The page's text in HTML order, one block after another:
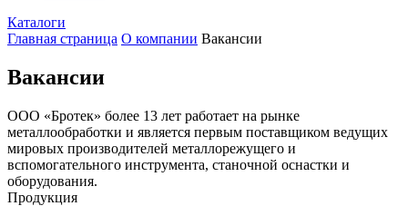
Каталоги
Главная страница О компании Вакансии
Вакансии
ООО «Бротек» более 13 лет работает на рынке
металлообработки и является первым поставщиком ведущих
мировых производителей металлорежущего и
вспомогательного инструмента, станочной оснастки и
оборудования.
Продукция